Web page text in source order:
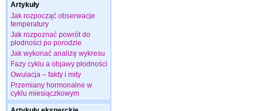
Artykuły
Jak rozpocząć obserwacje
temperatury
Jak rozpoznać powrót do
płodności po porodzie
Jak wykonać analizę wykresu
Fazy cyklu a objawy płodności
Owulacja – fakty i mity
Przemiany hormonalne w
cyklu miesiączkowym